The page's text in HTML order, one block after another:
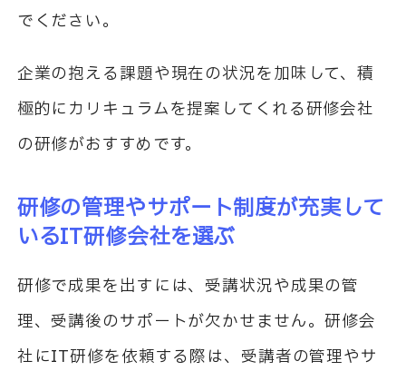
でください。
企業の抱える課題や現在の状況を加味して、積
極的にカリキュラムを提案してくれる研修会社
の研修がおすすめです。
研修の管理やサポート制度が充実して
いるIT研修会社を選ぶ
研修で成果を出すには、受講状況や成果の管
理、受講後のサポートが欠かせません。研修会
社にIT研修を依頼する際は、受講者の管理やサ